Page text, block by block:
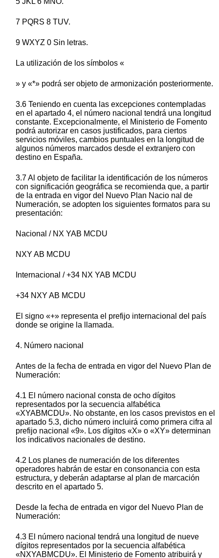
7 PQRS 8 TUV.
9 WXYZ 0 Sin letras.
La utilización de los símbolos «
» y «*» podrá ser objeto de armonización posteriormente.
3.6 Teniendo en cuenta las excepciones contempladas
en el apartado 4, el número nacional tendrá una longitud
constante. Excepcionalmente, el Ministerio de Fomento
podrá autorizar en casos justificados, para ciertos
servicios móviles, cambios puntuales en la longitud de
algunos números marcados desde el extranjero con
destino en España.
3.7 Al objeto de facilitar la identificación de los números
con significación geográfica se recomienda que, a partir
de la entrada en vigor del Nuevo Plan Nacio nal de
Numeración, se adopten los siguientes formatos para su
presentación:
Nacional / NX YAB MCDU
NXY AB MCDU
Internacional / +34 NX YAB MCDU
+34 NXY AB MCDU
El signo «+» representa el prefijo internacional del país
donde se origine la llamada.
4. Número nacional
Antes de la fecha de entrada en vigor del Nuevo Plan de
Numeración:
4.1 El número nacional consta de ocho dígitos
representados por la secuencia alfabética
«XYABMCDU». No obstante, en los casos previstos en el
apartado 5.3, dicho número incluirá como primera cifra al
prefijo nacional «9». Los dígitos «X» o «XY» determinan
los indicativos nacionales de destino.
4.2 Los planes de numeración de los diferentes
operadores habrán de estar en consonancia con esta
estructura, y deberán adaptarse al plan de marcación
descrito en el apartado 5.
Desde la fecha de entrada en vigor del Nuevo Plan de
Numeración:
4.3 El número nacional tendrá una longitud de nueve
dígitos representados por la secuencia alfabética
«NXYABMCDU». El Ministerio de Fomento atribuirá y